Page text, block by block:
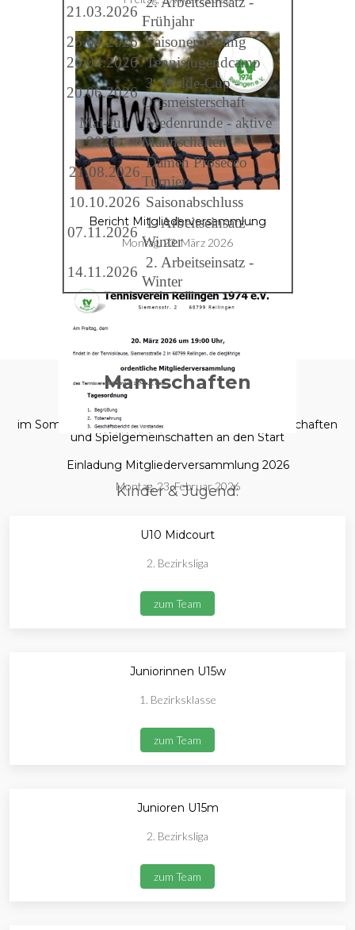
Bericht Mitgliederversammlung
Montag, 23. März 2026
Einladung Mitgliederversammlung 2026
Montag, 23. Februar 2026
21.03.2026
Frühjahr
25.04.2026 Saisoneröffnung
26.04.2026 Tennisjugendcamp
20.06.2026
3. Welde-Cup -
Ortsmeisterschaft
Mai-Juli
2026
Medenrunde - aktive
Mannschaften
21.08.2026
Damen Prosecco
Turnier
10.10.2026 Saisonabschluss
07.11.2026
1. Arbeitseinsatz -
Winter
14.11.2026
2. Arbeitseinsatz -
Winter
Mannschaften
im Sommer 2025 gehen wir mit folgenden Mannschaften
und Spielgemeinschaften an den Start
Kinder & Jugend:
U10 Midcourt
2. Bezirksliga
zum Team
Juniorinnen U15w
1. Bezirksklasse
zum Team
Junioren U15m
2. Bezirksliga
zum Team